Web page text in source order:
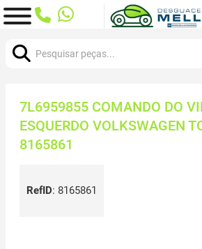
7L6959855 COMANDO DO
ESQUERDO VOLKSWAGEN
8165861
RefID: 8165861